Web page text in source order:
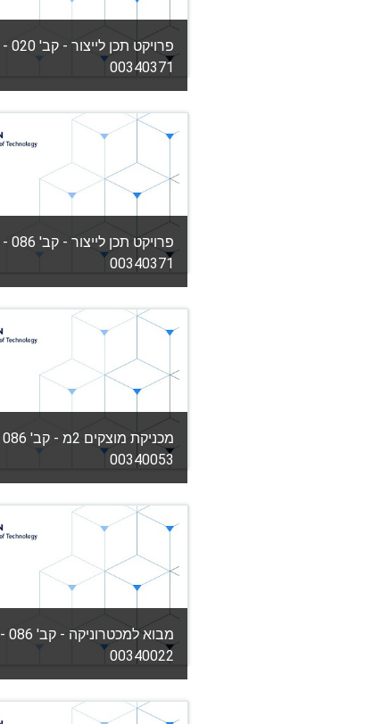
00340371
קטגוריה: הפקולטה להנדסת
View Course
מורה: מורל גרופר
00340371
קטגוריה: הפקולטה להנדסת
View Course
מורה: ראובן כץ
00340053
קטגוריה: הפקולטה להנדסת
View Course
מורה: יוסף גבלי
00340022